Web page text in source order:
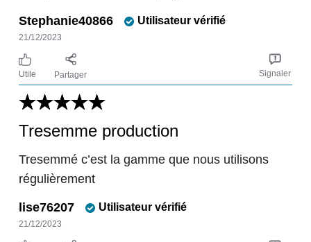
Stephanie40866 Utilisateur vérifié
21/12/2023
Utile Partager Signaler
Tresemme production
Tresemmé c’est la gamme que nous utilisons
régulièrement
lise76207 Utilisateur vérifié
21/12/2023